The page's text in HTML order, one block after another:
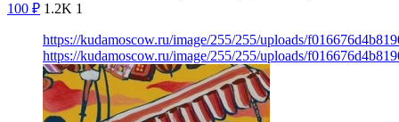
100 ₽ 1.2K 1
https://kudamoscow.ru/image/255/255/uploads/
https://kudamoscow.ru/image/255/255/uploads/